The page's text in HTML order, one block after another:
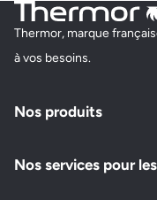
Thermor, marque
à vos besoins.
Nos produits
Nos services pour